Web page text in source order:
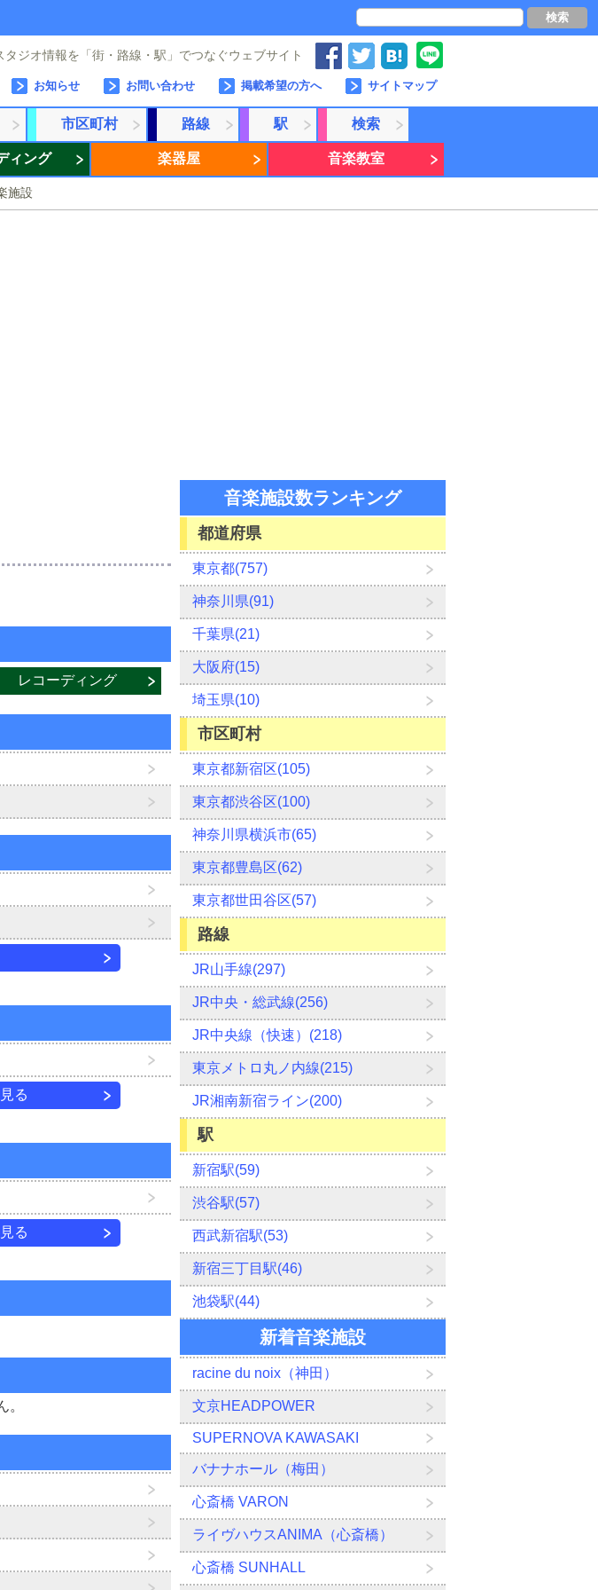
検索
タジオ情報を「街・路線・駅」でつなぐウェブサイト
サイトマップ
掲載希望の方へ
お問い合わせ
お知らせ
市区町村 路線 駅 検索
ィング 楽器屋 音楽教室
施設
レコーディング
る
る
音楽施設数ランキング
都道府県
東京都(757)
神奈川県(91)
千葉県(21)
大阪府(15)
埼玉県(10)
市区町村
東京都新宿区(105)
東京都渋谷区(100)
神奈川県横浜市(65)
東京都豊島区(62)
東京都世田谷区(57)
路線
JR山手線(297)
JR中央・総武線(256)
JR中央線（快速）(218)
東京メトロ丸ノ内線(215)
JR湘南新宿ライン(200)
駅
新宿駅(59)
渋谷駅(57)
西武新宿駅(53)
新宿三丁目駅(46)
池袋駅(44)
新着音楽施設
racine du noix（神田）
文京HEADPOWER
SUPERNOVA KAWASAKI
バナナホール（梅田）
心斎橋 VARON
ライヴハウスANIMA（心斎橋）
心斎橋 SUNHALL